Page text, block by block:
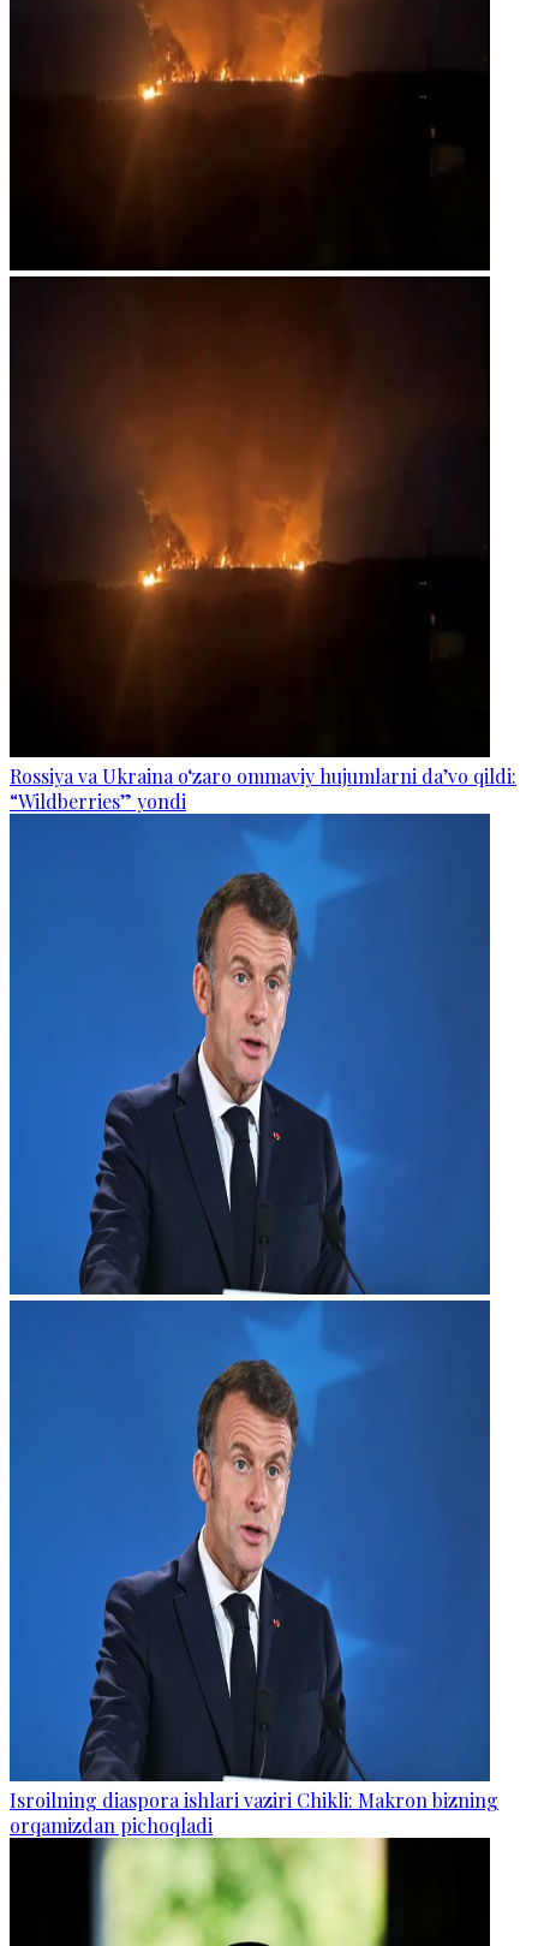
Rossiya va Ukraina o‘zaro ommaviy hujumlarni da’vo qildi:
“Wildberries” yondi
Isroilning diaspora ishlari vaziri Chikli: Makron bizning
orqamizdan pichoqladi